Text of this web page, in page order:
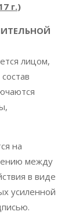
г.)
лицом,
на
между
в виде
усиленной